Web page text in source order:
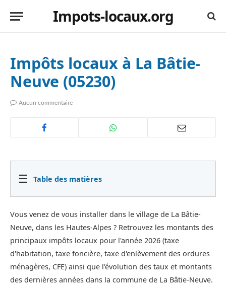
Impots-locaux.org
Impôts locaux à La Bâtie-
Neuve (05230)
Aucun commentaire
☰ Table des matières
Vous venez de vous installer dans le village de La Bâtie-
Neuve, dans les Hautes-Alpes ? Retrouvez les montants des
principaux impôts locaux pour l'année 2026 (taxe
d'habitation, taxe foncière, taxe d'enlèvement des ordures
ménagères, CFE) ainsi que l'évolution des taux et montants
des dernières années dans la commune de La Bâtie-Neuve.